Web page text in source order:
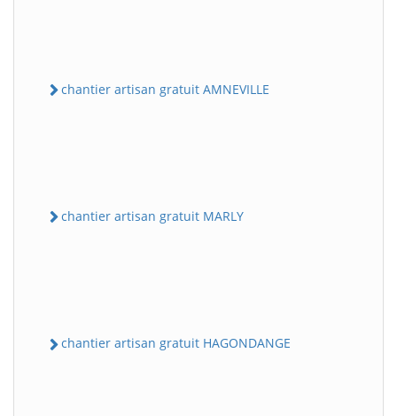
chantier artisan gratuit AMNEVILLE
chantier artisan gratuit MARLY
chantier artisan gratuit HAGONDANGE